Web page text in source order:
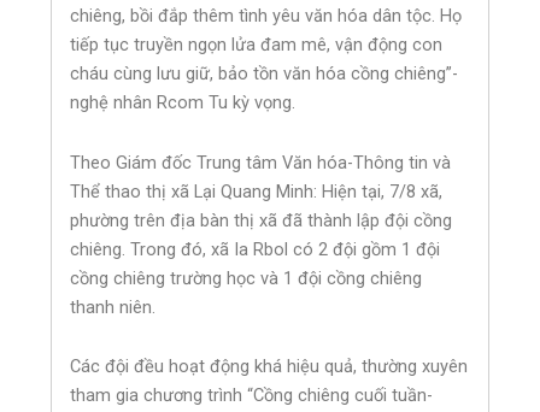
chiêng, bồi đắp thêm tình yêu văn hóa dân tộc. Họ
tiếp tục truyền ngọn lửa đam mê, vận động con
cháu cùng lưu giữ, bảo tồn văn hóa cồng chiêng”-
nghệ nhân Rcom Tu kỳ vọng.
Theo Giám đốc Trung tâm Văn hóa-Thông tin và
Thể thao thị xã Lại Quang Minh: Hiện tại, 7/8 xã,
phường trên địa bàn thị xã đã thành lập đội cồng
chiêng. Trong đó, xã Ia Rbol có 2 đội gồm 1 đội
cồng chiêng trường học và 1 đội cồng chiêng
thanh niên.
Các đội đều hoạt động khá hiệu quả, thường xuyên
tham gia chương trình “Cồng chiêng cuối tuần-